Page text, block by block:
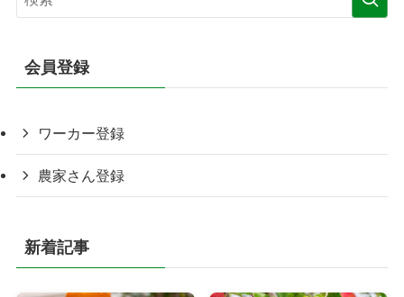
会員登録
ワーカー登録
農家さん登録
新着記事